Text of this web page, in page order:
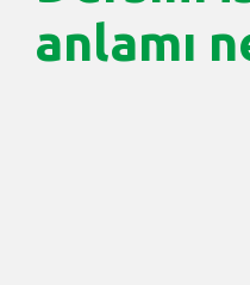
anlamı